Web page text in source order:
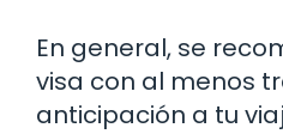
En general, se
visa con al menos
anticipación a tu